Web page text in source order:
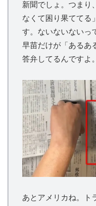
新聞でしょ。つまり
なくて困り果ててる
す。ないないないっ
早苗だけが「あるあ
答弁してるんですよ。
あとアメリカね。ト